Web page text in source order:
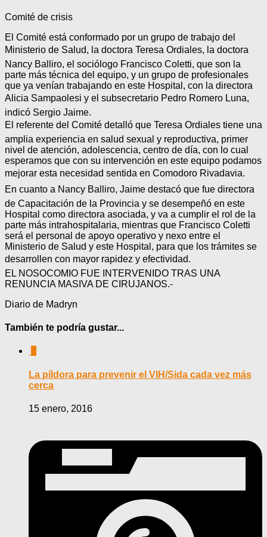
Comité de crisis
El Comité está conformado por un grupo de trabajo del
Ministerio de Salud, la doctora Teresa Ordiales, la doctora
Nancy Balliro, el sociólogo Francisco Coletti, que son la
parte más técnica del equipo, y un grupo de profesionales
que ya venían trabajando en este Hospital, con la directora
Alicia Sampaolesi y el subsecretario Pedro Romero Luna,
indicó Sergio Jaime.
El referente del Comité detalló que Teresa Ordiales tiene una
amplia experiencia en salud sexual y reproductiva, primer
nivel de atención, adolescencia, centro de día, con lo cual
esperamos que con su intervención en este equipo podamos
mejorar esta necesidad sentida en Comodoro Rivadavia.
En cuanto a Nancy Balliro, Jaime destacó que fue directora
de Capacitación de la Provincia y se desempeñó en este
Hospital como directora asociada, y va a cumplir el rol de la
parte más intrahospitalaria, mientras que Francisco Coletti
será el personal de apoyo operativo y nexo entre el
Ministerio de Salud y este Hospital, para que los trámites se
desarrollen con mayor rapidez y efectividad.
EL NOSOCOMIO FUE INTERVENIDO TRAS UNA
RENUNCIA MASIVA DE CIRUJANOS.-
Diario de Madryn
También te podría gustar...
La píldora para prevenir el VIH/Sida cada vez más
cerca
15 enero, 2016